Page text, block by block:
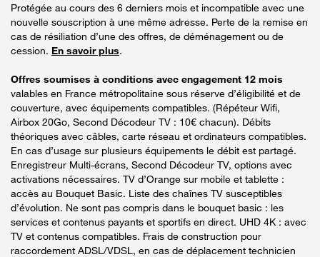
Protégée au cours des 6 derniers mois et incompatible avec une
nouvelle souscription à une même adresse. Perte de la remise en
cas de résiliation d’une des offres, de déménagement ou de
cession. En savoir plus.
Offres soumises à conditions avec engagement 12 mois
valables en France métropolitaine sous réserve d’éligibilité et de
couverture, avec équipements compatibles. (Répéteur Wifi,
Airbox 20Go, Second Décodeur TV : 10€ chacun). Débits
théoriques avec câbles, carte réseau et ordinateurs compatibles.
En cas d’usage sur plusieurs équipements le débit est partagé.
Enregistreur Multi-écrans, Second Décodeur TV, options avec
activations nécessaires. TV d’Orange sur mobile et tablette :
accès au Bouquet Basic. Liste des chaînes TV susceptibles
d’évolution. Ne sont pas compris dans le bouquet basic : les
services et contenus payants et sportifs en direct. UHD 4K : avec
TV et contenus compatibles. Frais de construction pour
raccordement ADSL/VDSL, en cas de déplacement technicien